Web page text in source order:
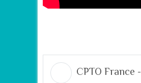
CPTO France -